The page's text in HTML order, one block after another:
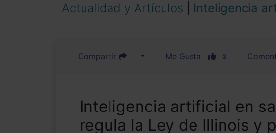
Actualidad y Artículos Inteligencia
Compartir Me Gusta 3
Inteligencia artificial en
regula la Ley de Illinois y